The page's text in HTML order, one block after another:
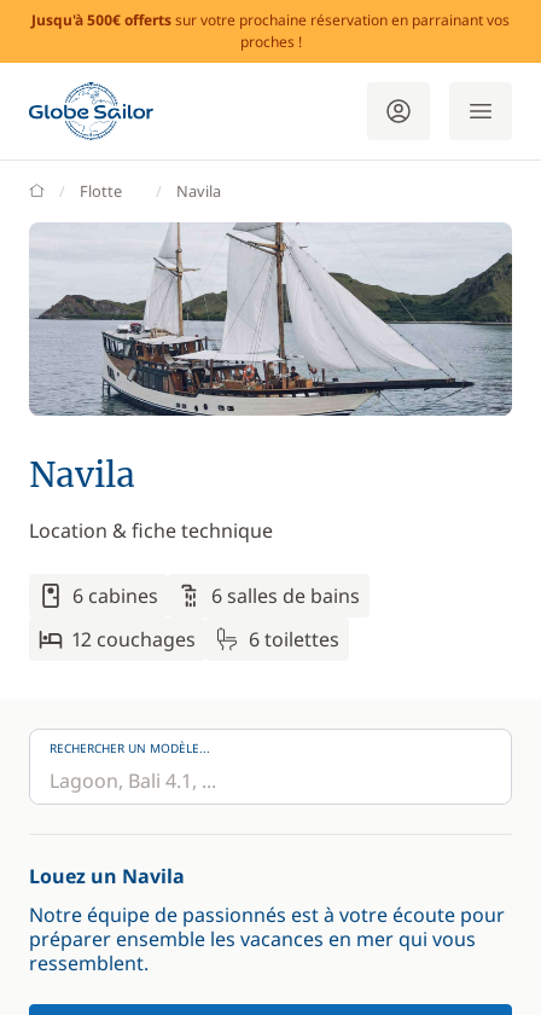
Jusqu'à 500€ offertssur votre prochaine réservation en parrainant vos
proches !
GlobeSailor
Flotte Navila
Navila
Location & fiche technique
6 cabines
6 salles de bains
12 couchages
6 toilettes
RECHERCHER UN MODÈLE...
Louez un Navila
Notre équipe de passionnés est à votre écoute pour
préparer ensemble les vacances en mer qui vous
ressemblent.